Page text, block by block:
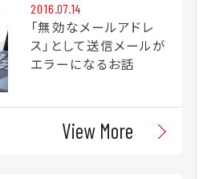
2016.07.14
「無効なメールアドレ
ス」として送信メールが
エラーになるお話
View More